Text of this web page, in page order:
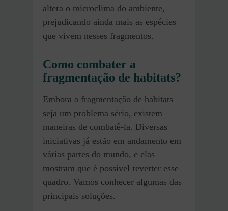
altera o microclima do ambiente,
prejudicando ainda mais as espécies
que vivem nesses fragmentos.
Como combater a
fragmentação de habitats?
Embora a fragmentação de habitats
seja um problema sério, existem
maneiras de combatê-la. Diversas
iniciativas já estão em andamento em
várias partes do mundo, e elas
mostram que é possível reverter esse
quadro. Vamos conhecer algumas das
principais soluções.